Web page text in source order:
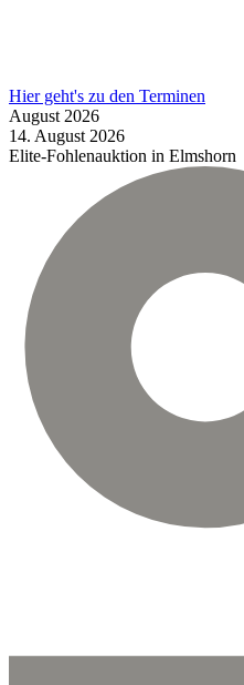
Hier geht's zu den Terminen
August 2026
14. August 2026
Elite-Fohlenauktion in Elmshorn